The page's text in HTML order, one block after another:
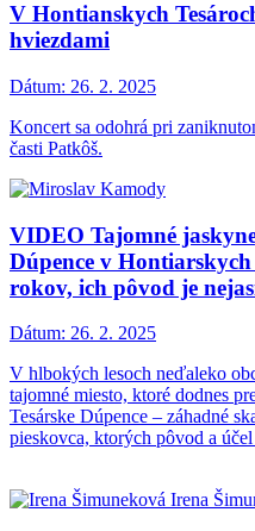
V Hontianskych
hviezdami
Dátum: 26. 2. 2025
Koncert sa odohrá pri
časti Patkôš.
VIDEO Tajomné
Dúpence v
rokov, ich pôvod je
Dátum: 26. 2. 2025
V hlbokých lesoch neďaleko
tajomné miesto, ktoré dodnes
Tesárske Dúpence – záhadné
pieskovca, ktorých pôvod a